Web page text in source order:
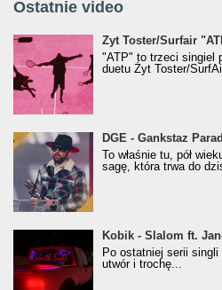
Ostatnie video
Żyt Toster/SurfAir - ATP
Żyt Toster/Surfair
"ATP" to trzeci singiel
duetu Żyt Toster/
donGURALesko z nagrodą
Klasyczny/Trueschoolowy
(Popkillery 2023)
DGE - Gankstaz
To właśnie tu, pół
sagę, która trwa do
Kobik - Slalom ft. Jan-
[Official Music Visualiser]
Kobik - Slalom ft.
Po ostatniej serii
utwór i trochę...